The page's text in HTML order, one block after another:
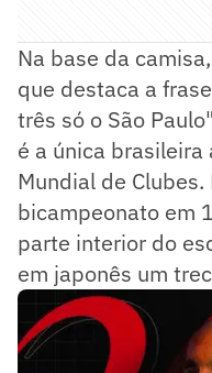
Na base da
que destaca a
três só o São
é a única
Mundial de
bicampeonato em
parte interior do
em japonês um